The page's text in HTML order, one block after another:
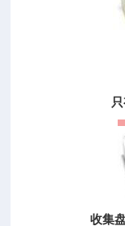
收集